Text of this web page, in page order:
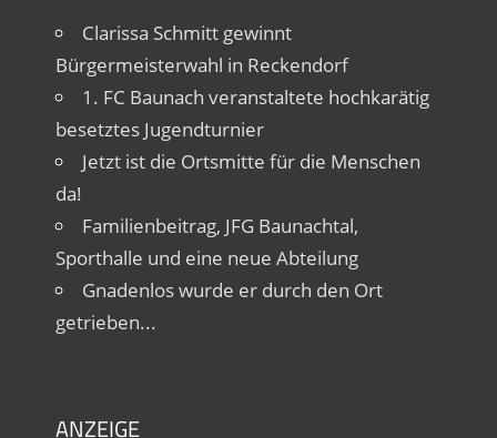
Clarissa Schmitt gewinnt
Bürgermeisterwahl in Reckendorf
1. FC Baunach veranstaltete hochkarätig
besetztes Jugendturnier
Jetzt ist die Ortsmitte für die Menschen
da!
Familienbeitrag, JFG Baunachtal,
Sporthalle und eine neue Abteilung
Gnadenlos wurde er durch den Ort
getrieben...
ANZEIGE